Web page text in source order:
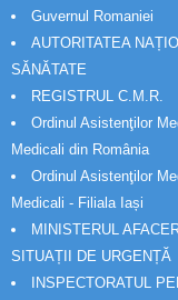
Guvernul Romaniei
AUTORITATEA
SĂNĂTATE
REGISTRUL C.M.R.
Ordinul Asistenţilor
Medicali din România
Ordinul Asistenţilor
Medicali - Filiala Iași
MINISTERUL
SITUAȚII DE URGENȚĂ
INSPECTORATUL